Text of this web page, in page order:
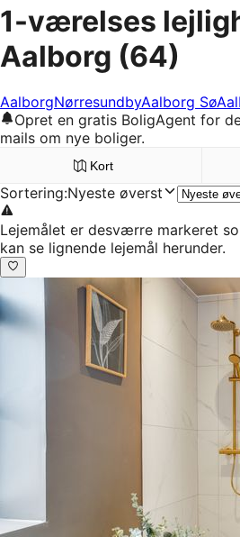
1-værelses
Aalborg (64)
AalborgNørresundbyAalborg Sø
Opret en gratis BoligAgent for
mails om nye boliger.
Kort
Sortering:Nyeste øverst
Lejemålet er desværre markeret
kan se lignende lejemål herunder.